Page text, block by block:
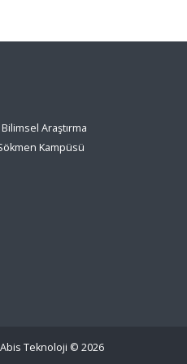
Araştırma
Kampüsü
Abis Teknoloji © 2026